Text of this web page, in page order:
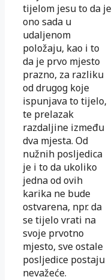
tijelom jesu to da je
ono sada u
udaljenom
položaju, kao i to
da je prvo mjesto
prazno, za razliku
od drugog koje
ispunjava to tijelo,
te prelazak
razdaljine između
dva mjesta. Od
nužnih posljedica
je i to da ukoliko
jedna od ovih
karika ne bude
ostvarena, npr. da
se tijelo vrati na
svoje prvotno
mjesto, sve ostale
posljedice postaju
nevažeće.